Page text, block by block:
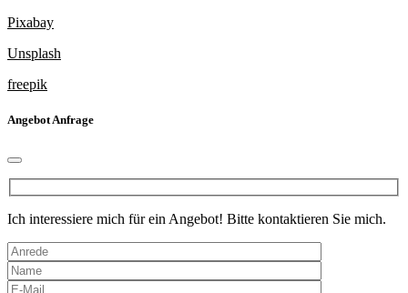
Pixabay
Unsplash
freepik
Angebot Anfrage
Ich interessiere mich für ein Angebot! Bitte kontaktieren Sie mich.